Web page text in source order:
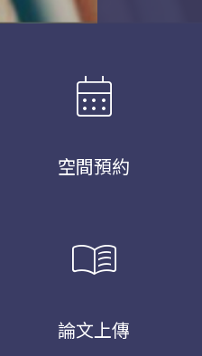
calendar_month
空間預約
menu_book
論文上傳